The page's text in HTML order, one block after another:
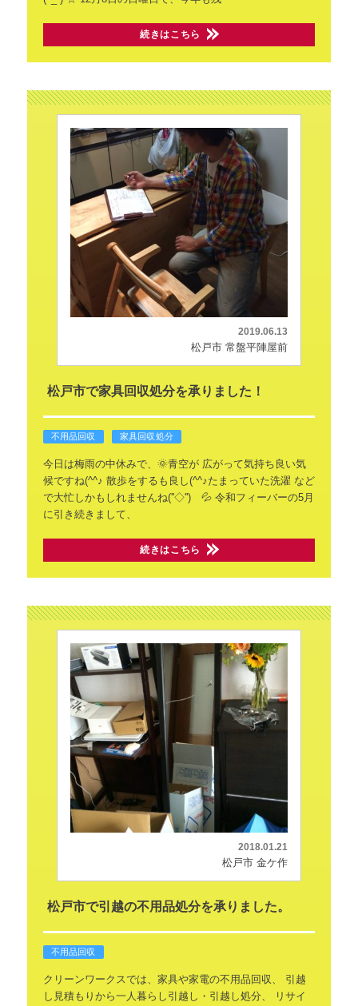
続きはこちら
2019.06.13
松戸市 常盤平陣屋前
松戸市で家具回収処分を承りました！
不用品回収 家具回収処分
今日は梅雨の中休みで、🌞青空が広がって気持ち良い気
候ですね(^^♪ 散歩をするも良し(^^♪たまっていた洗濯 など
で大忙しかもしれませんね(''◇'')ゞ💦 令和フィーバーの5月
に引き続きまして、
続きはこちら
2018.01.21
松戸市 金ケ作
松戸市で引越の不用品処分を承りました。
不用品回収
クリーンワークスでは、家具や家電の不用品回収、
引越
し見積もりから一人暮らし引越し・引越し処分、
リサイ